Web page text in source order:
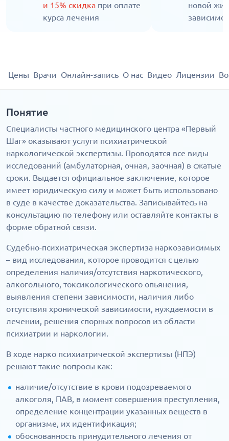
и 15% скидка при оплате
курса лечения
новой
Цены Врачи Онлайн-запись О нас Видео Лицензии
Понятие
Специалисты частного медицинского центра «Первый
Шаг» оказывают услуги психиатрической
наркологической экспертизы. Проводятся все виды
исследований (амбулаторная, очная, заочная) в сжатые
сроки. Выдается официальное заключение, которое
имеет юридическую силу и может быть использовано
в суде в качестве доказательства. Записывайтесь на
консультацию по телефону или оставляйте контакты в
форме обратной связи.
Судебно-психиатрическая экспертиза наркозависимых
– вид исследования, которое проводится с целью
определения наличия/отсутствия наркотического,
алкогольного, токсикологического опьянения,
выявления степени зависимости, наличия либо
отсутствия хронической зависимости, нуждаемости в
лечении, решения спорных вопросов из области
психиатрии и наркологии.
В ходе нарко психиатрической экспертизы (НПЭ)
решают такие вопросы как:
наличие/отсутствие в крови подозреваемого
алкоголя, ПАВ, в момент совершения преступления,
определение концентрации указанных веществ в
организме, их идентификация;
обоснованность принудительного лечения от